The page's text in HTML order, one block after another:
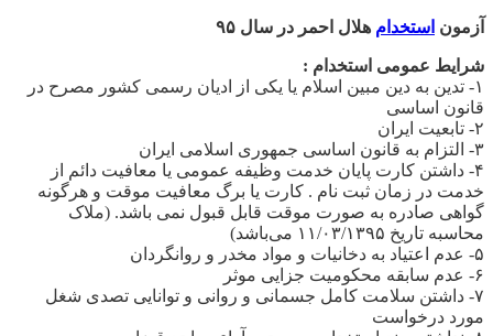
آزمون استخدام هلال احمر در سال ۹۵
شرایط عمومی استخدام :
۱- تدین به دین مبین اسلام یا یکی از ادیان رسمی کشور مصرح در
قانون اساسی
۲- تابعیت ایران
۳- التزام به قانون اساسی جمهوری اسلامی ایران
۴- داشتن کارت پایان خدمت وظیفه عمومی یا معافیت دائم از
خدمت در زمان ثبت نام . کارت یا برگ معافیت موقت و هرگونه
گواهی صادره به صورت موقت قابل قبول نمی باشد. (ملاک
محاسبه تاریخ ۱۱/۰۳/۱۳۹۵ می‌باشد)
۵- عدم اعتیاد به دخانیات و مواد مخدر و روانگردان
۶- عدم سابقه محکومیت جزایی موثر
۷- داشتن­ سلامت ­کامل جسمانی و روانی و توانایی­ تصدی شغل
مورد درخواست